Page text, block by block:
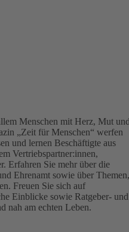
Menschen mit Herz, Mut
„Zeit für Menschen“ werfen
und lernen Beschäftigte aus
Vertriebspartner:innen,
Erfahren Sie mehr über die
Ehrenamt sowie über Themen,
Freuen Sie sich auf
Einblicke sowie Ratgeber- und
nah am echten Leben.